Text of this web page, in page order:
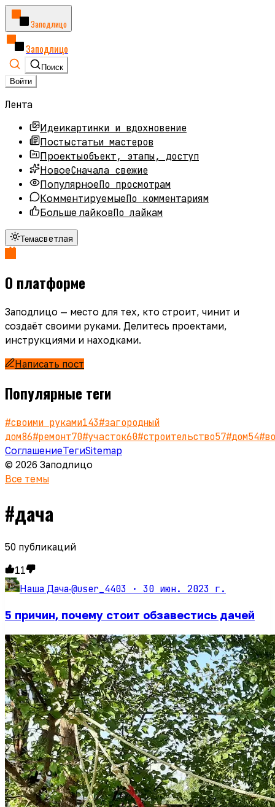
Заподлицо
Заподлицо
Поиск
Войти
Лента
Идеикартинки и вдохновение
Постыстатьи мастеров
Проектыобъект, этапы, доступ
НовоеСначала свежие
ПопулярноеПо просмотрам
КомментируемыеПо комментариям
Больше лайковПо лайкам
Темасветлая
О платформе
Заподлицо — место для тех, кто строит, чинит и
создаёт своими руками. Делитесь проектами,
инструкциями и находками.
Написать пост
Популярные теги
#своими руками143#загородный
дом86#ремонт70#участок60#строительство57#дом54#
СоглашениеТегиSitemap
© 2026 Заподлицо
Все темы
#дача
50 публикаций
11
Наша Дача·@user_4403 · 30 июн. 2023 г.
5 причин, почему стоит обзавестись дачей